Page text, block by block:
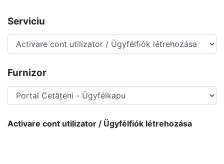
Serviciu
Furnizor
Activare cont utilizator / Ügyfélfiók létrehozása